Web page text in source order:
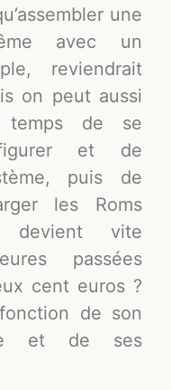
une
avec un
reviendrait
on peut aussi
de se
et de
puis de
les Roms
devient vite
passées
cent euros ?
de son
et de ses